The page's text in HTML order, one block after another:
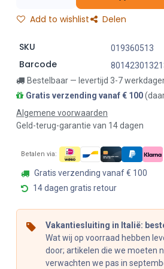
Add to wishlist Delen
SKU 019360513
Barcode
Bestelbaar — levertijd 3-7
Gratis verzending vanaf € 100
Algemene voorwaarden
Geld-terug-garantie van 14 dagen
Betalen via:
Gratis verzending vanaf € 100
14 dagen gratis retour
Vakantiesluiting in Italië:
Wat wij op voorraad hebben
door; artikelen die we moeten
verwachten we pas in